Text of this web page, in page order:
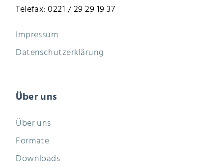
Telefax: 0221 / 29 29 19 37
Impressum
Datenschutzerklärung
Über uns
Über uns
Formate
Downloads